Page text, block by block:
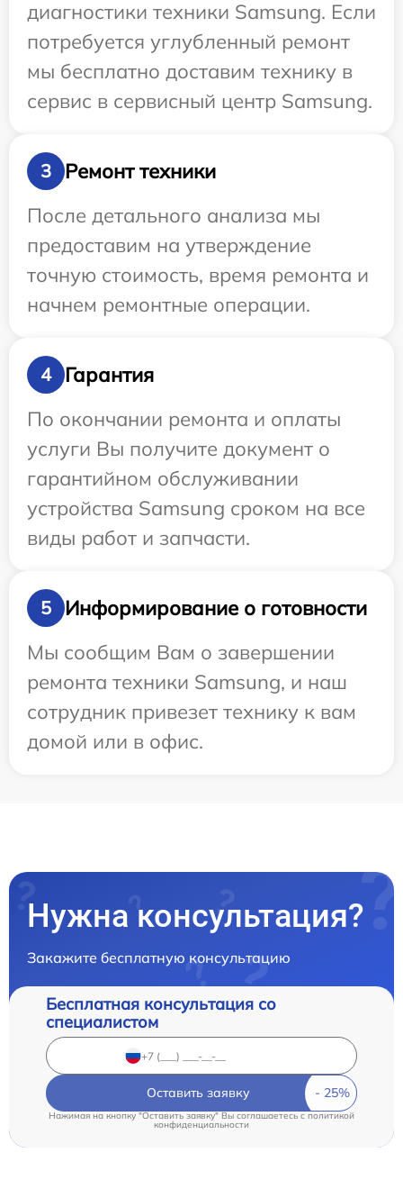
диагностики техники Samsung. Если
потребуется углубленный ремонт
мы бесплатно доставим технику в
сервис в сервисный центр Samsung.
3
Ремонт техники
После детального анализа мы
предоставим на утверждение
точную стоимость, время ремонта и
начнем ремонтные операции.
4
Гарантия
По окончании ремонта и оплаты
услуги Вы получите документ о
гарантийном обслуживании
устройства Samsung сроком на все
виды работ и запчасти.
5
Информирование о готовности
Мы сообщим Вам о завершении
ремонта техники Samsung, и наш
сотрудник привезет технику к вам
домой или в офис.
Нужна консультация?
Закажите бесплатную консультацию
Бесплатная консультация со
специалистом
Оставить заявку
Нажимая на кнопку "Оставить заявку" Вы соглашаетесь c политикой
конфиденциальности